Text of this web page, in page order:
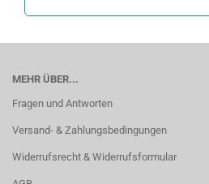
MEHR ÜBER...
Fragen und Antworten
Versand- & Zahlungsbedingungen
Widerrufsrecht & Widerrufsformular